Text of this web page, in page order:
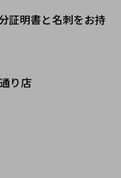
証明書と名刺をお持
り店